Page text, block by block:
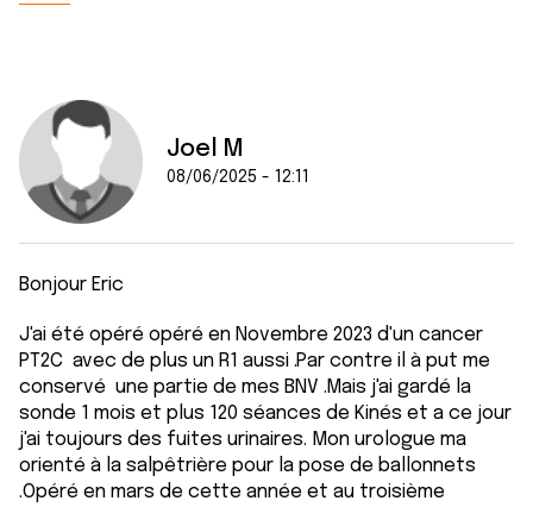
Joel M
08/06/2025 - 12:11
Bonjour Eric
J'ai été opéré opéré en Novembre 2023 d'un cancer
PT2C avec de plus un R1 aussi .Par contre il à put me
conservé une partie de mes BNV .Mais j'ai gardé la
sonde 1 mois et plus 120 séances de Kinés et a ce jour
j'ai toujours des fuites urinaires. Mon urologue ma
orienté à la salpêtrière pour la pose de ballonnets
.Opéré en mars de cette année et au troisième